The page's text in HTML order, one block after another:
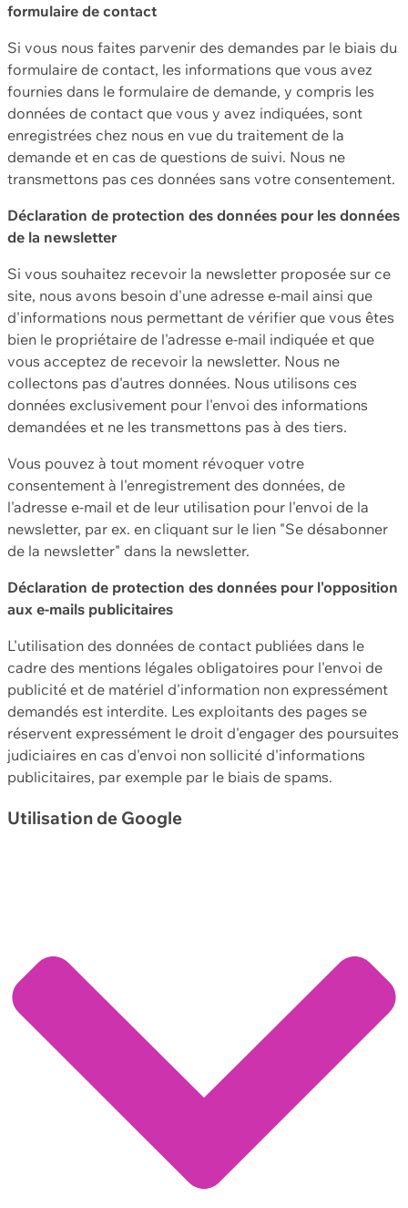
formulaire de contact
Si vous nous faites parvenir des demandes par le biais du
formulaire de contact, les informations que vous avez
fournies dans le formulaire de demande, y compris les
données de contact que vous y avez indiquées, sont
enregistrées chez nous en vue du traitement de la
demande et en cas de questions de suivi. Nous ne
transmettons pas ces données sans votre consentement.
Déclaration de protection des données pour les données
de la newsletter
Si vous souhaitez recevoir la newsletter proposée sur ce
site, nous avons besoin d'une adresse e-mail ainsi que
d'informations nous permettant de vérifier que vous êtes
bien le propriétaire de l'adresse e-mail indiquée et que
vous acceptez de recevoir la newsletter. Nous ne
collectons pas d'autres données. Nous utilisons ces
données exclusivement pour l'envoi des informations
demandées et ne les transmettons pas à des tiers.
Vous pouvez à tout moment révoquer votre
consentement à l'enregistrement des données, de
l'adresse e-mail et de leur utilisation pour l'envoi de la
newsletter, par ex. en cliquant sur le lien "Se désabonner
de la newsletter" dans la newsletter.
Déclaration de protection des données pour l'opposition
aux e-mails publicitaires
L'utilisation des données de contact publiées dans le
cadre des mentions légales obligatoires pour l'envoi de
publicité et de matériel d'information non expressément
demandés est interdite. Les exploitants des pages se
réservent expressément le droit d'engager des poursuites
judiciaires en cas d'envoi non sollicité d'informations
publicitaires, par exemple par le biais de spams.
Utilisation de Google